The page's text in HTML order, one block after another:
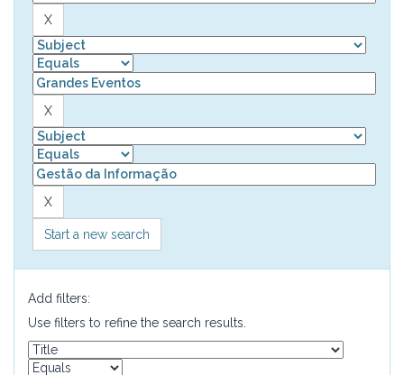
Start a new search
Add filters:
Use filters to refine the search results.